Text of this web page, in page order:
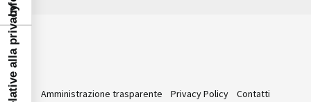
Amministrazione trasparente Privacy Policy
Contatti